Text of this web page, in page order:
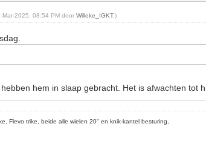
Mar-2025, 08:54 PM doorWilleke_IGKT.)
hem in slaap gebracht. Het is afwachten tot
Flevo trike, beide alle wielen 20" en knik-kantel besturing,